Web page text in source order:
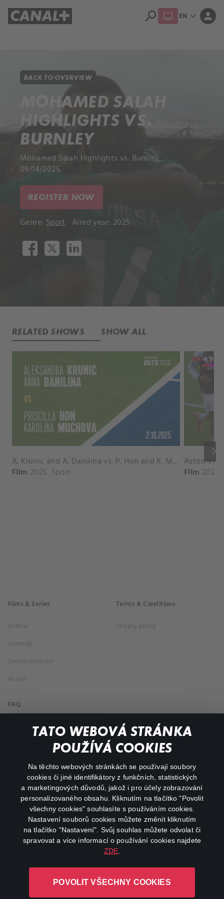
TATO WEBOVÁ STRÁNKA
POUŽÍVÁ COOKIES
Na těchto webových stránkách se používají soubory
cookies či jiné identifikátory z funkčních, statistických
a marketingových důvodů, jakož i pro účely zobrazování
personalizovaného obsahu. Kliknutím na tlačítko "Povolit
všechny cookies" souhlasíte s používáním cookies.
Nastavení souborů cookies můžete změnit kliknutím
na tlačítko "Nastavení". Svůj souhlas můžete odvolat či
spravovat a více informací o používání cookies najdete
ZDE
POVOLIT VŠECHNY COOKIES
search EN expand_more person
BACK TO OVERVIEW
MOHAMED SALAH
HIGHLIGHTS VS.
BURNLEY
Mohamed Salah Highlights vs. Burnley,
09/14/2025.
REGISTER NOW
Genre: Sport Aired year: 2025
RELATED SHOWS SHOW ALL
keyboard_arrow_right
A. Krunic and A. Danilina vs. P. Hon and K. Muchova Match Highlights - BEIJING_Capital Group Diamond ( October 02, 2025)
Film 2025 Sport Film 2026
Films & Series
Drama
Comedy
Documentaries
Action
Terms & Conditions
Privacy policy
FAQ
My profile
facebookinstagram
youtube
L-1246 Luxembourg R.C.S.